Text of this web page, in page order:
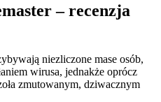
– recenzja
niezliczone mase osób,
wirusa, jednakże oprócz
zmutowanym, dziwacznym